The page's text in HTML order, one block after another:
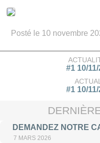
Posté le 10 novembre
#1 10/
#1 10/
DEMANDEZ NOTRE
7 MARS 2026